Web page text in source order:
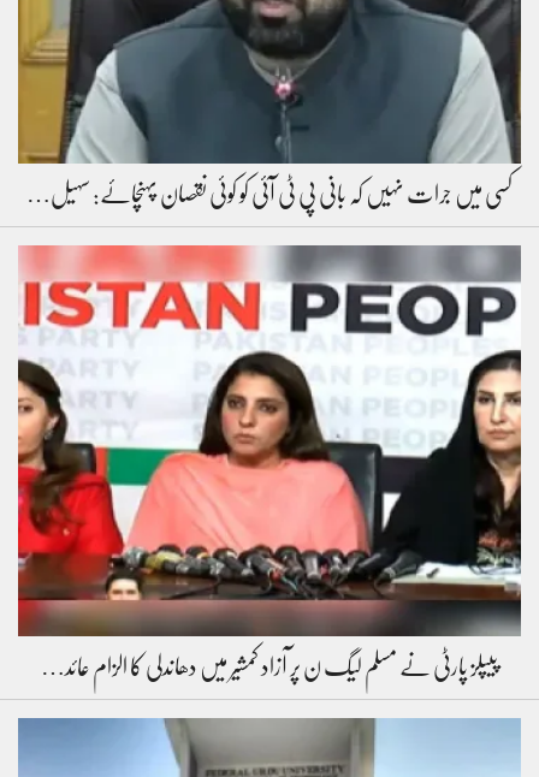
کسی میں جرات نہیں کہ بانی پی ٹی آئی کو کوئی نقصان پہنچائے: سہیل…
پیپلز پارٹی نے مسلم لیگ ن پر آزاد کمشیر میں دھاندلی کا الزام عائد…